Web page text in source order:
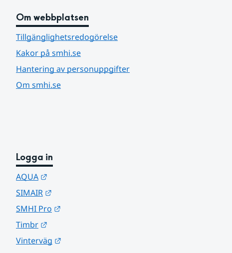
Om webbplatsen
Tillgänglighetsredogörelse
Kakor på smhi.se
Hantering av personuppgifter
Om smhi.se
Logga in
AQUA
SIMAIR
SMHI Pro
Timbr
Vinterväg